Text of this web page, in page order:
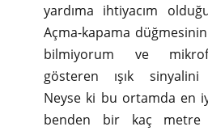
yardıma ihtiyacım
Açma-kapama
bilmiyorum ve
gösteren ışık sinyalini
Neyse ki bu ortamda en
benden bir kaç metre